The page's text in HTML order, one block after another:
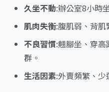
久坐不動:辦公室8小時
肌肉失衡:腹肌弱、背肌
不良習慣:翹腳坐、穿
群。
生活因素:外賣頻繁、少